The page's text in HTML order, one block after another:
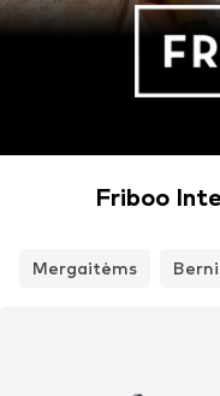
Friboo
Mergaitėms